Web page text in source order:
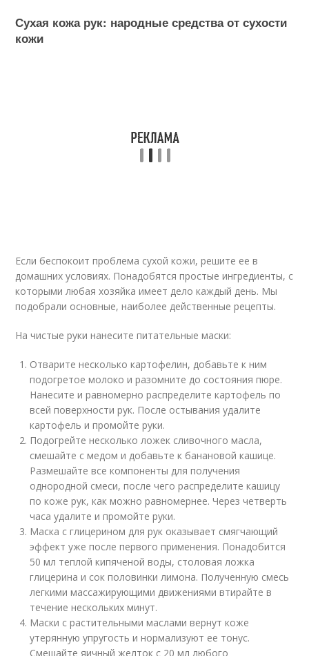
Сухая кожа рук: народные средства от сухости
кожи
Если беспокоит проблема сухой кожи, решите ее в
домашних условиях. Понадобятся простые ингредиенты, с
которыми любая хозяйка имеет дело каждый день. Мы
подобрали основные, наиболее действенные рецепты.
На чистые руки нанесите питательные маски:
Отварите несколько картофелин, добавьте к ним
подогретое молоко и разомните до состояния пюре.
Нанесите и равномерно распределите картофель по
всей поверхности рук. После остывания удалите
картофель и промойте руки.
Подогрейте несколько ложек сливочного масла,
смешайте с медом и добавьте к банановой кашице.
Размешайте все компоненты для получения
однородной смеси, после чего распределите кашицу
по коже рук, как можно равномернее. Через четверть
часа удалите и промойте руки.
Маска с глицерином для рук оказывает смягчающий
эффект уже после первого применения. Понадобится
50 мл теплой кипяченой воды, столовая ложка
глицерина и сок половинки лимона. Полученную смесь
легкими массажирующими движениями втирайте в
течение нескольких минут.
Маски с растительными маслами вернут коже
утерянную упругость и нормализуют ее тонус.
Смешайте яичный желток с 20 мл любого